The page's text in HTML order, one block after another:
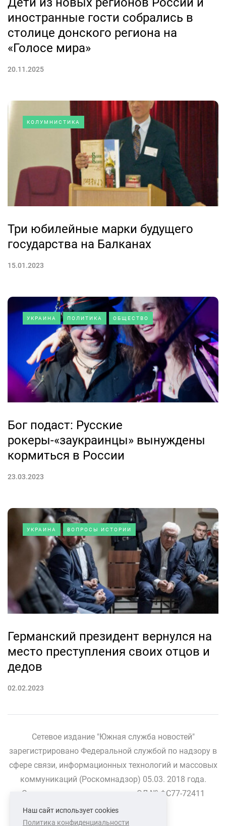
иностранные гости собрались в
столице донского региона на
«Голосе мира»
20.11.2025
КОЛУМНИСТИКА
Три юбилейные марки будущего
государства на Балканах
15.01.2023
УКРАИНА ПОЛИТИКА ОБЩЕСТВО
Бог подаст: Русские
рокеры-«заукраинцы» вынуждены
кормиться в России
23.03.2023
УКРАИНА ВОПРОСЫ ИСТОРИИ
Германский президент вернулся на
место преступления своих отцов и
дедов
02.02.2023
Сетевое издание "Южная служба новостей"
зарегистрировано Федеральной службой по надзору в
сфере связи, информационных технологий и массовых
коммуникаций (Роскомнадзор) 05.03. 2018 года.
Свидетельство о регистрации ЭЛ № ФС77-72411
СВЯЗАТЬСЯ С НАМИ
Наш сайт использует cookies
Политика конфиденциальности